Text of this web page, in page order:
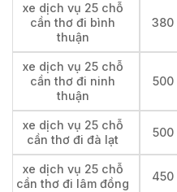
xe dịch vụ 25 chỗ
cần thơ đi bình
thuận
380
xe dịch vụ 25 chỗ
cần thơ đi ninh
thuận
500
xe dịch vụ 25 chỗ
cần thơ đi đà lạt
500
xe dịch vụ 25 chỗ
cần thơ đi lâm đồng
450